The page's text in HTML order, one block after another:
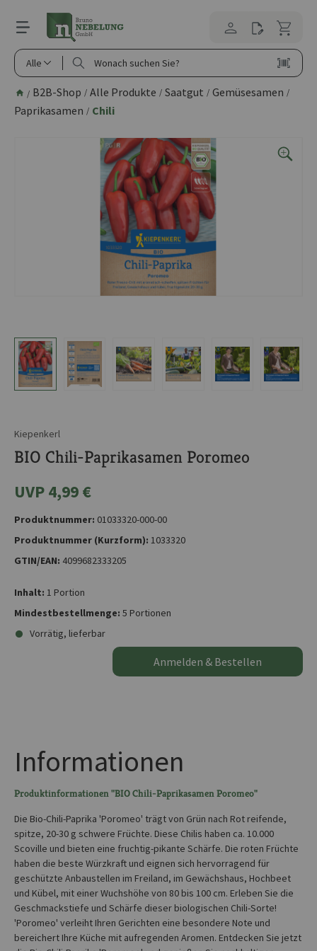
springen
Alle
/ B2B-Shop / Alle Produkte / Saatgut / Gemüsesamen /
Paprikasamen / Chili
Kiepenkerl
BIO Chili-Paprikasamen Poromeo
UVP 4,99 €
Produktnummer: 01033320-000-00
Produktnummer (Kurzform): 1033320
GTIN/EAN: 4099682333205
Inhalt: 1 Portion
Mindestbestellmenge: 5 Portionen
Vorrätig, lieferbar
Anmelden & Bestellen
Informationen
Produktinformationen "BIO Chili-Paprikasamen Poromeo"
Die Bio-Chili-Paprika 'Poromeo' trägt von Grün nach Rot reifende,
spitze, 20-30 g schwere Früchte. Diese Chilis haben ca. 10.000
Scoville und bieten eine fruchtig-pikante Schärfe. Die roten Früchte
haben die beste Würzkraft und eignen sich hervorragend für
geschützte Anbaustellen im Freiland, im Gewächshaus, Hochbeet
und Kübel, mit einer Wuchshöhe von 80 bis 100 cm. Erleben Sie die
Geschmackstiefe und Schärfe dieser biologischen Chili-Sorte!
'Poromeo' verleiht Ihren Gerichten eine besondere Note und
bereichert Ihre Küche mit aufregenden Aromen. Entdecken Sie jetzt